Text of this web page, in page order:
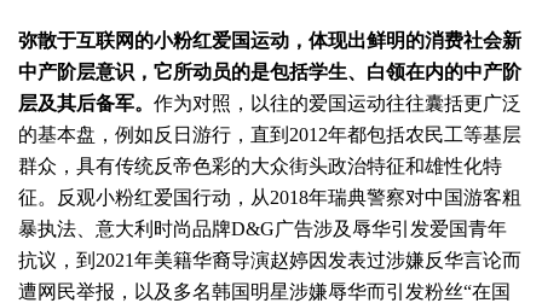
弥散于互联网的小粉红爱国运动，体现出鲜明的消费社会新
中产阶层意识，它所动员的是包括学生、白领在内的中产阶
层及其后备军。 作为对照，以往的爱国运动往往囊括更广泛
的基本盘，例如反日游行，直到2012年都包括农民工等基层
群众，具有传统反帝色彩的大众街头政治特征和雄性化特
征。反观小粉红爱国行动，从2018年瑞典警察对中国游客粗
暴执法、意大利时尚品牌D&G广告涉及辱华引发爱国青年
抗议，到2021年美籍华裔导演赵婷因发表过涉嫌反华言论而
遭网民举报，以及多名韩国明星涉嫌辱华而引发粉丝“在国